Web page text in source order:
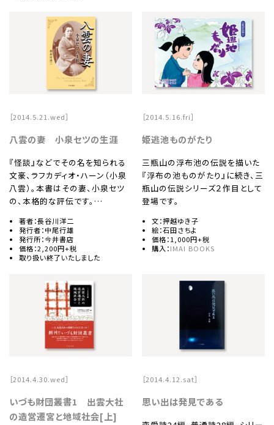
［2014.5.21.wed］
八雲の妻 小泉セツの生涯
『怪談』などでその名を知られる
文豪、ラフカディオ・ハーン（小泉
八雲）。本書はその妻、小泉セツ
の、本格的な評伝です。…
著者：長谷川洋二
発行者：中尾行雄
発行所：今井書店
価格：2,200円+税
取り扱い終了いたしました
［2014.5.16.fri］
姫逃池ものがたり
三瓶山の浮布池の伝説を描いた
『浮布の池ものがたり』に続き、三
瓶山の伝説シリーズ２作目として
登場です。
文：押越ゆき子
絵：石田さちよ
価格：1,000円+税
購入：IMAI BOOKS
［2014.4.30.wed］
いづも財団叢書1 出雲大社
の造営遷宮と地域社会[上]
［2014.4.12.sat］
思い出は発見である